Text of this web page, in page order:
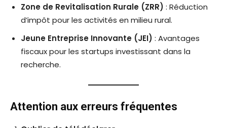
Zone de Revitalisation Rurale (ZRR) : Réduction
d’impôt pour les activités en milieu rural.
Jeune Entreprise Innovante (JEI) : Avantages
fiscaux pour les startups investissant dans la
recherche.
Attention aux erreurs fréquentes